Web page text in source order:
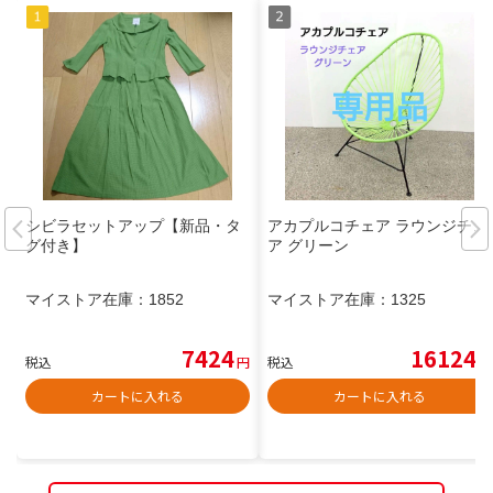
シビラセットアップ【新品・タ
グ付き】
マイストア在庫： 1852
税込 7424円
カートに入れる
アカプルコチェア ラウンジチェ
ア グリーン
マイストア在庫： 1325
税込 16124
カートに入れる